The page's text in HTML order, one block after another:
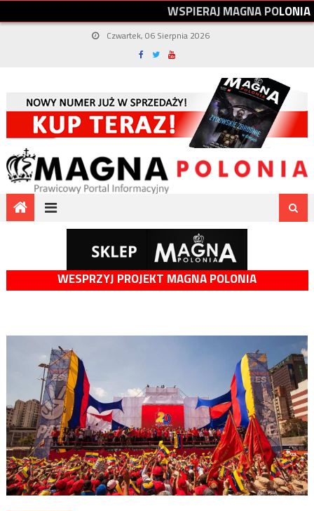
WSPIERAJMAGNAPOLONIA
Czwartek, 06 Sierpnia 2026
WESPRZYJ PROJEKT MAGNA POLONIA